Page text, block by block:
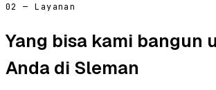
02 — Layanan
Yang bisa kami bangun
Anda di Sleman